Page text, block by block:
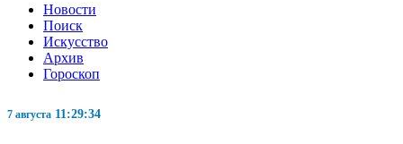
Новости
Поиск
Искусство
Архив
Гороскоп
7 августа 11:29:34